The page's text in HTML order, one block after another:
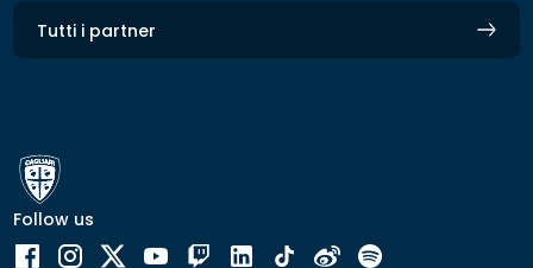
Tutti i partner
Follow us